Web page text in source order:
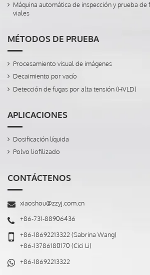
Máquina automática de inspección y prueba de
viales
MÉTODOS DE PRUEBA
Procesamiento visual de imágenes
Decaimiento por vacío
Detección de fugas por alta tensión (HVLD)
APLICACIONES
Dosificación líquida
Polvo liofilizado
CONTÁCTENOS
xiaoshou@zzyj.com.cn
+86-731-88906436
+86-18692213322(Sabrina Wang)
+86-13786180170 (Cici Li)
+86-18692213322